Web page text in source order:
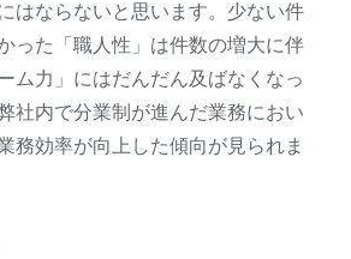
はならないと思います。少ない件
った「職人性」は件数の増大に伴
ム力」にはだんだん及ばなくなっ
社内で分業制が進んだ業務におい
務効率が向上した傾向が見られま